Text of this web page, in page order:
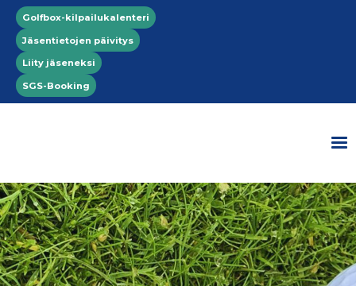
Hyppää pääsisältöön
Top menu
Golfbox-kilpailukalenteri
Jäsentietojen päivitys
Liity jäseneksi
SGS-Booking